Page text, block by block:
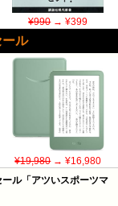
¥990→ ¥399
ル
¥19,980→ ¥16,980
ル「アツいスポーツマ